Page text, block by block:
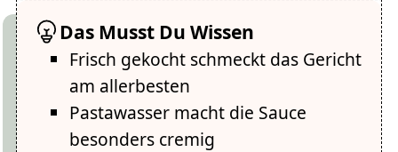
Das Musst Du Wissen
Frisch gekocht schmeckt das Gericht
am allerbesten
Pastawasser macht die Sauce
besonders cremig